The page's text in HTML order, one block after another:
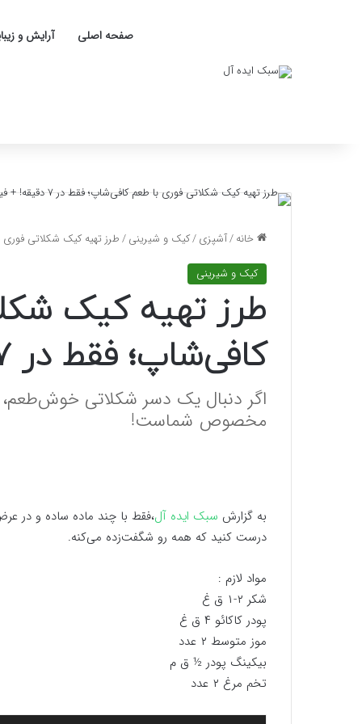
صفحه اصلی آرایش و
خانه/آشپزی/کیک و شیرینی/طرز تهیه کیک شکلاتی فوری با طعم
کیک و شیرینی
طرز تهیه کیک
کافی‌شاپ؛ فقط در ۷ دقیقه! + فیلم
اگر دنبال یک دسر شکلاتی
مخصوص شماست!
به گزارش سبک ایده آل
درست کنید که همه رو شگفت‌زده می‌کنه.
مواد لازم :
شکر ۲-۱ ق غ
پودر کاکائو ۴ ق غ
موز متوسط ۲ عدد
بیکینگ پودر ½ ق م
تخم مرغ ۲ عدد